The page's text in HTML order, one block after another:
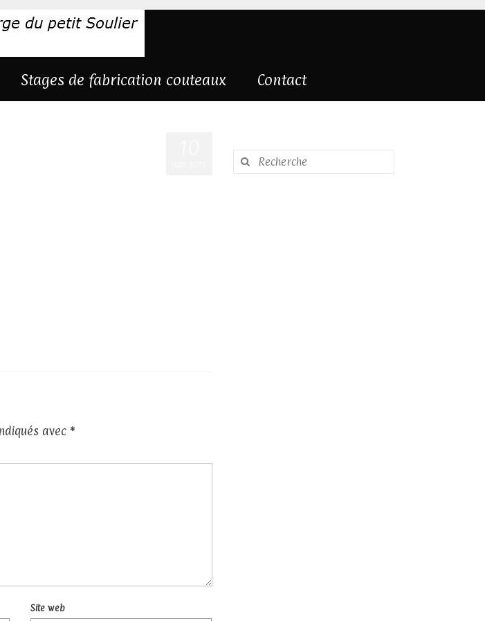
Stages de fabrication couteaux Contact
avec *
Site web
Rechercher
: